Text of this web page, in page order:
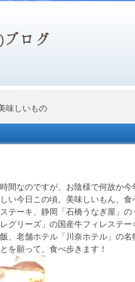
しいもの
間なのですが、お陰様で何故か今
い今日この頃。美味しいもん、食
テーキ、静岡「石橋うなぎ屋」
グリーズ」の国産牛フィレステ
、老舗ホテル「川奈ホテル」の名
を願って、食べ歩きます！